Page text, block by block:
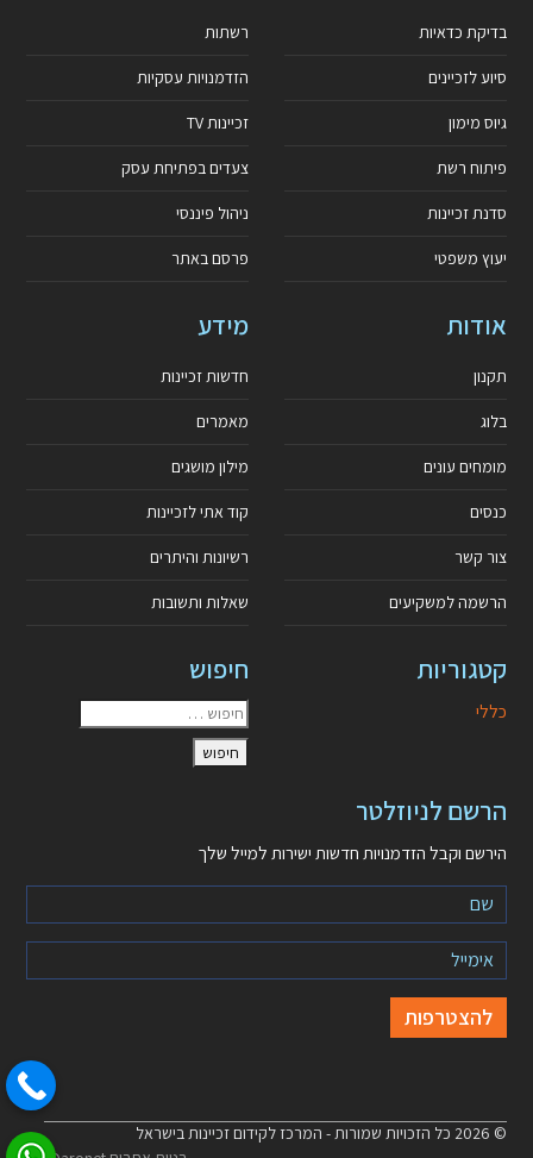
בדיקת כדאיות
סיוע לזכיינים
גיוס מימון
פיתוח רשת
סדנת זכיינות
יעוץ משפטי
רשתות
הזדמנויות עסקיות
זכיינות TV
צעדים בפתיחת עסק
ניהול פיננסי
פרסם באתר
אודות
תקנון
בלוג
מומחים עונים
כנסים
צור קשר
הרשמה למשקיעים
מידע
חדשות זכיינות
מאמרים
מילון מושגים
קוד אתי לזכיינות
רשיונות והיתרים
שאלות ותשובות
קטגוריות
כללי
חיפוש
הרשם לניוזלטר
הירשם וקבל הזדמנויות חדשות ישירות למייל שלך
© 2026 כל הזכויות שמורות - המרכז לקידום זכיינות בישראל